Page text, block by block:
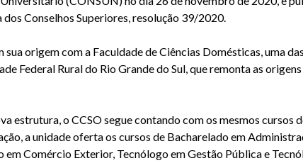
dos Conselhos Superiores, resolução 39/2020.
sua origem com a Faculdade de Ciências Domésticas, uma
Federal Rural do Rio Grande do Sul, que remonta as
estrutura, o CCSO segue contando com os mesmos cursos
a unidade oferta os cursos de Bacharelado em
em Comércio Exterior, Tecnólogo em Gestão Pública e